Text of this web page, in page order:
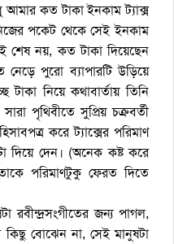
আমার কত টাকা ইনকাম ট্যাক্স
পকেট থেকে সেই ইনকাম
শেষ নয়, কত টাকা দিয়েছেন
নেড়ে পুরো ব্যাপারটি উড়িয়ে
নিয়ে কথাবার্তায় তিনি
পৃথিবীতে সুপ্রিয় চক্রবর্তী
করে ট্যাক্সের পরিমাণ
দিয়ে দেন। (অনেক কষ্ট করে
পরিমাণটুকু ফেরত দিতে
রবীন্দ্রসংগীতের জন্য পাগল,
কিছু বোঝেন না, সেই মানুষটা